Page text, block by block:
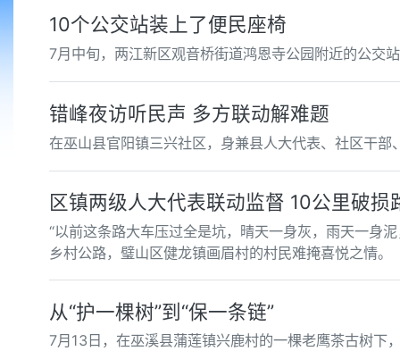
10个公交站装上了便民座椅
7月中旬，两江新区观音桥街道鸿恩寺公园附近的公交
错峰夜访听民声 多方联动解难题
在巫山县官阳镇三兴社区，身兼县人大代表、社区干
区镇两级人大代表联动监督 10公里破损
“以前这条路大车压过全是坑，晴天一身灰，雨天一身
乡村公路，璧山区健龙镇画眉村的村民难掩喜悦之情。
从“护一棵树”到“保一条链”
7月13日，在巫溪县蒲莲镇兴鹿村的一棵老鹰茶古树下